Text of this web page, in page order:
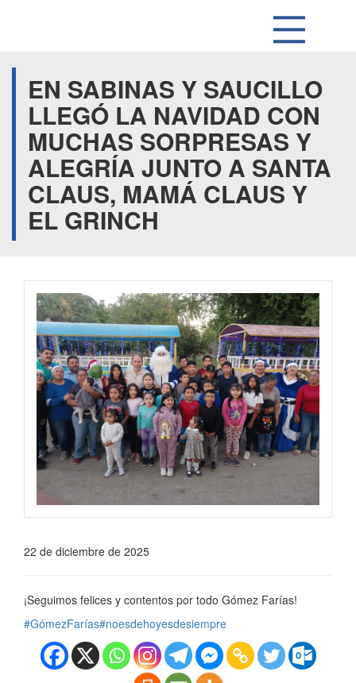
EN SABINAS Y SAUCILLO
LLEGÓ LA NAVIDAD CON
MUCHAS SORPRESAS Y
ALEGRÍA JUNTO A SANTA
CLAUS, MAMÁ CLAUS Y
EL GRINCH
22 de diciembre de 2025
¡Seguimos felices y contentos por todo Gómez Farías!
#GómezFarías#noesdehoyesdesiempre